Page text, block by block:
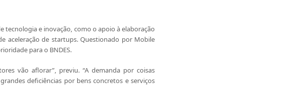
e inovação, como o apoio à elaboração
aceleração de startups. Questionado por Mobile
para o BNDES.
vão aflorar”, previu. “A demanda por coisas
deficiências por bens concretos e serviços